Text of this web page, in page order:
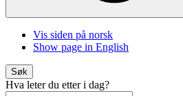
Vis siden på norsk
Show page in English
Søk
Hva leter du etter i dag?